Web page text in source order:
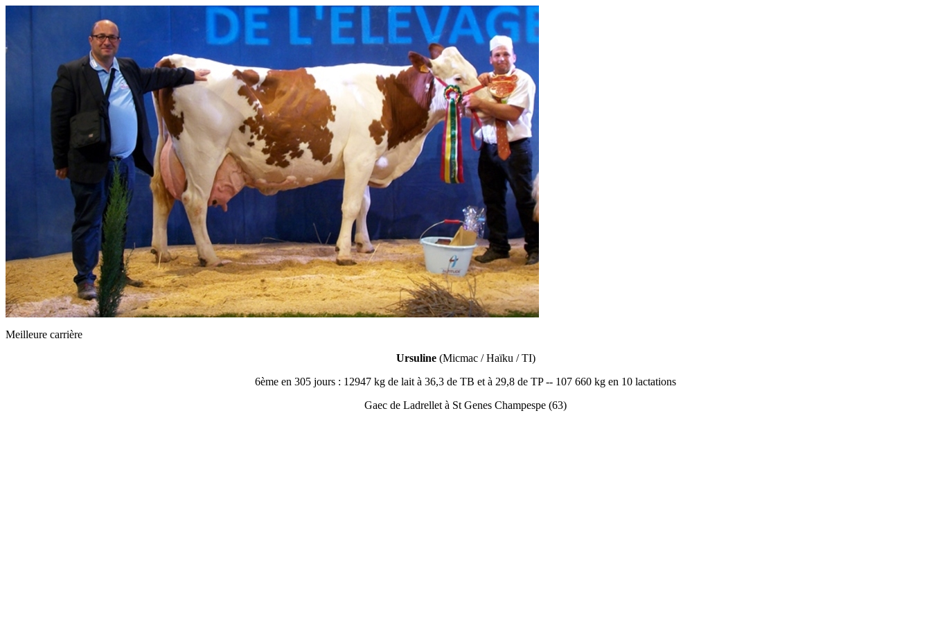
Meilleure carrière
Ursuline(Micmac / Haïku / TI)
6ème en 305 jours : 12947 kg de lait à 36,3 de TB et à 29,8 de TP -- 107 660 kg en 10 lactations
Gaec de Ladrellet à St Genes Champespe (63)